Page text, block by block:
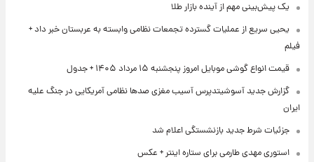
یک پیش‌بینی مهم از آینده بازار طلا
یحیی سریع از عملیات گسترده تجمعات نظامی وابسته به عربستان خبر داد +
فیلم
قیمت انواع گوشی موبایل امروز پنجشنبه ۱۵ مرداد ۱۴۰۵ + جدول
گزارش جدید آسوشیتدپرس آسیب مغزی صدها نظامی آمریکایی در جنگ علیه
ایران
جزئیات شرط جدید بازنشستگی اعلام شد
استوری مهدی طارمی برای ستاره اینتر + عکس